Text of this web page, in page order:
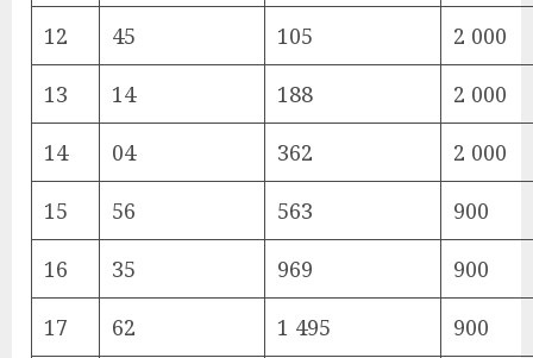
12 45 105 2 000
13 14 188 2 000
14 04 362 2 000
15 56 563 900
16 35 969 900
17 62 1 495 900